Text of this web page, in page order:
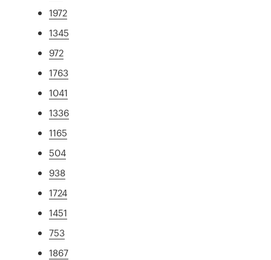
1972
1345
972
1763
1041
1336
1165
504
938
1724
1451
753
1867